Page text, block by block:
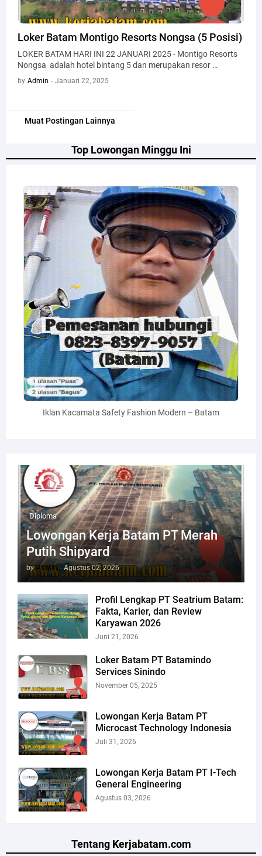
Top Lowongan Minggu Ini
Iklan Kacamata Safety Fashion Modern – Batam
Diploma
Lowongan Kerja Batam PT Merah
Putih Shipyard
by Admin - Agustus 02, 2026
Profil Lengkap PT Seatrium Batam:
Fakta, Karier, dan Review
Karyawan 2026
Juni 21, 2026
Loker Batam PT Batamindo
Services Sinindo
November 05, 2025
Lowongan Kerja Batam PT
Microcast Technology Indonesia
Juli 31, 2026
Lowongan Kerja Batam PT I-Tech
General Engineering
Agustus 03, 2026
Loker Batam Montigo Resorts Nongsa (5 Posisi)
LOKER BATAM HARI INI 22 JANUARI 2025 - Montigo Resorts
Nongsa adalah hotel bintang 5 dan merupakan resor …
by Admin - Januari 22, 2025
Muat Postingan Lainnya
Tentang Kerjabatam.com